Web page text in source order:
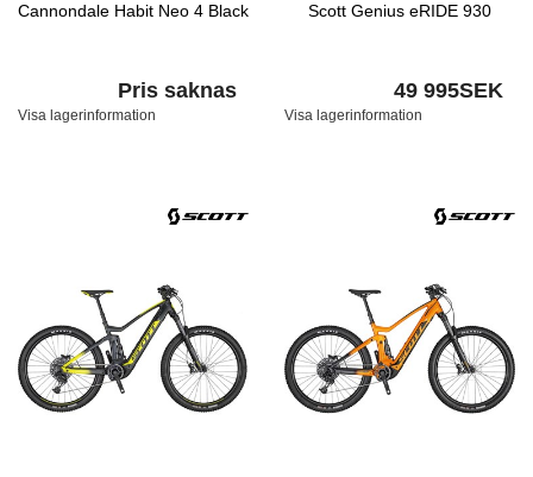
Cannondale Habit Neo 4 Black
Pris saknas
Visa lagerinformation
Scott Genius eRIDE 930
49 995SEK
Visa lagerinformation